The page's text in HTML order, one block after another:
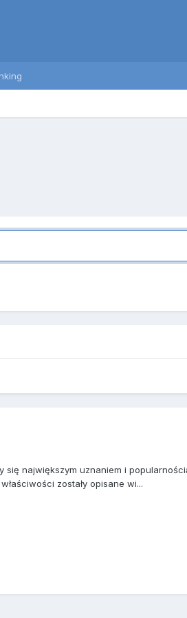
największym uznaniem i
zostały opisane wi...